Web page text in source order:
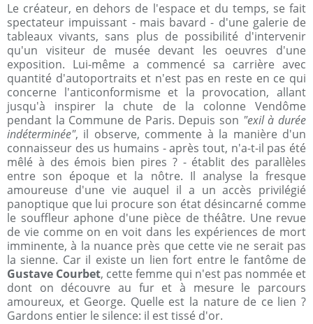
Le créateur, en dehors de l'espace et du temps, se fait
spectateur impuissant - mais bavard - d'une galerie de
tableaux vivants, sans plus de possibilité d'intervenir
qu'un visiteur de musée devant les oeuvres d'une
exposition. Lui-même a commencé sa carrière avec
quantité d'autoportraits et n'est pas en reste en ce qui
concerne l'anticonformisme et la provocation, allant
jusqu'à inspirer la chute de la colonne Vendôme
pendant la Commune de Paris. Depuis son "exil à durée
indéterminée", il observe, commente à la manière d'un
connaisseur des us humains - après tout, n'a-t-il pas été
mêlé à des émois bien pires ? - établit des parallèles
entre son époque et la nôtre. Il analyse la fresque
amoureuse d'une vie auquel il a un accès privilégié
panoptique que lui procure son état désincarné comme
le souffleur aphone d'une pièce de théâtre. Une revue
de vie comme on en voit dans les expériences de mort
imminente, à la nuance près que cette vie ne serait pas
la sienne. Car il existe un lien fort entre le fantôme de
Gustave Courbet, cette femme qui n'est pas nommée et
dont on découvre au fur et à mesure le parcours
amoureux, et George. Quelle est la nature de ce lien ?
Gardons entier le silence: il est tissé d'or.